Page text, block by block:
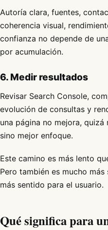
Autoría clara, fuentes,
coherencia visual,
confianza no depende de
por acumulación.
6. Medir resultados
Revisar Search Console,
evolución de consultas y
una página no mejora,
sino mejor enfoque.
Este camino es más lento
Pero también es mucho
más sentido para el usuario.
Qué significa para